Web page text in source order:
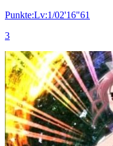
Punkte:Lv:1/02'16"61
3